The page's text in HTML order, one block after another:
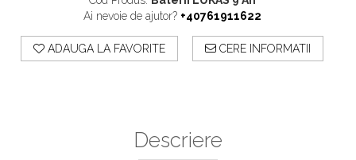
Ai nevoie de ajutor? +40761911622
ADAUGA LA FAVORITE CERE INFORMATII
Descriere